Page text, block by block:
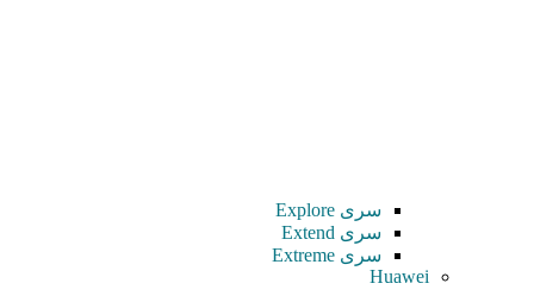
سری Explore
سری Extend
سری Extreme
Huawei